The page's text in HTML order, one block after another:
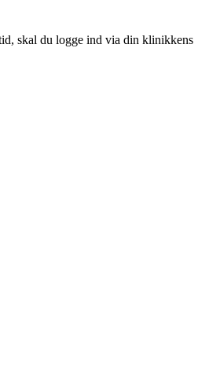
skal du logge ind via din klinikkens